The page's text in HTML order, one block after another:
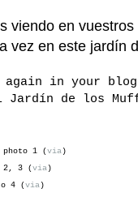
viendo en
vez en este jardín
in your
Jardín de los
photo 1 (via)
2, 3 (via)
4 (via)